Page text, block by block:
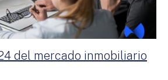
del mercado inmobiliario